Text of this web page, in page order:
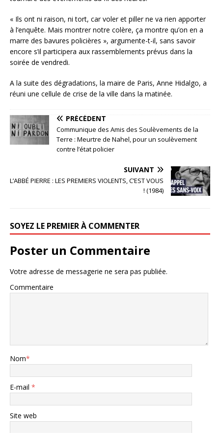
« Ils ont ni raison, ni tort, car voler et piller ne va rien apporter
à l’enquête. Mais montrer notre colère, ça montre qu’on en a
marre des bavures policières », argumente-t-il, sans savoir
encore s’il participera aux rassemblements prévus dans la
soirée de vendredi.
A la suite des dégradations, la maire de Paris, Anne Hidalgo, a
réuni une cellule de crise de la ville dans la matinée.
PRÉCÉDENT
Communique des Amis des Soulèvements de la
Terre : Meurtre de Nahel, pour un soulèvement
contre l’état policier
SUIVANT
L’ABBÉ PIERRE : LES PREMIERS VIOLENTS, C’EST VOUS
! (1984)
SOYEZ LE PREMIER À COMMENTER
Poster un Commentaire
Votre adresse de messagerie ne sera pas publiée.
Commentaire
Nom*
E-mail *
Site web